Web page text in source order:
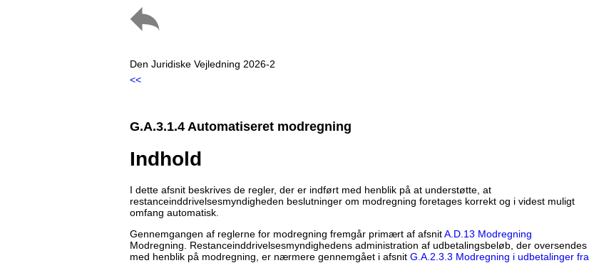
Den Juridiske Vejledning 2026-2
<<
G.A.3.1.4 Automatiseret modregning
Indhold
I dette afsnit beskrives de regler, der er indført med henblik på at understøtte, at
restanceinddrivelsesmyndigheden beslutninger om modregning foretages korrekt og i videst muligt
omfang automatisk.
Gennemgangen af reglerne for modregning fremgår primært af afsnitA.D.13 Modregning
Modregning. Restanceinddrivelsesmyndighedens administration af udbetalingsbeløb, der oversendes
med henblik på modregning, er nærmere gennemgået i afsnit G.A.2.3.3 Modregning i udbetalinger fra